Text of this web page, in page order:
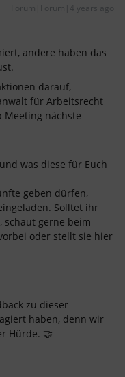
Forum|Forum|4 years ago
andere haben das
darauf,
für Arbeitsrecht
Meeting nächste
was diese für Euch
geben dürfen,
Solltet ihr
schaut gerne beim
oder stellt sie hier
zu dieser
haben, denn wir
Hürde. 🤝